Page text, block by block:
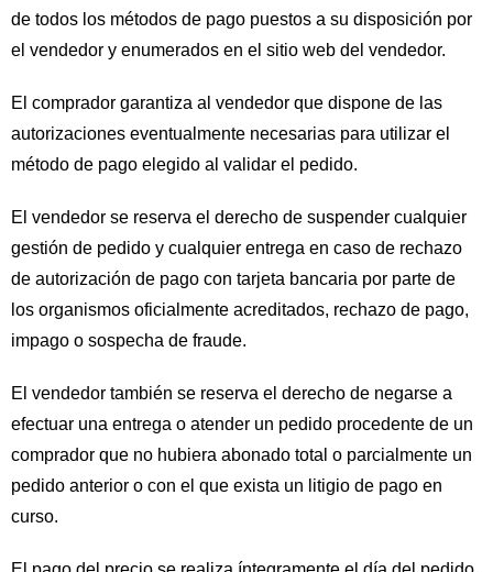
de todos los métodos de pago puestos a su disposición por
el vendedor y enumerados en el sitio web del vendedor.
El comprador garantiza al vendedor que dispone de las
autorizaciones eventualmente necesarias para utilizar el
método de pago elegido al validar el pedido.
El vendedor se reserva el derecho de suspender cualquier
gestión de pedido y cualquier entrega en caso de rechazo
de autorización de pago con tarjeta bancaria por parte de
los organismos oficialmente acreditados, rechazo de pago,
impago o sospecha de fraude.
El vendedor también se reserva el derecho de negarse a
efectuar una entrega o atender un pedido procedente de un
comprador que no hubiera abonado total o parcialmente un
pedido anterior o con el que exista un litigio de pago en
curso.